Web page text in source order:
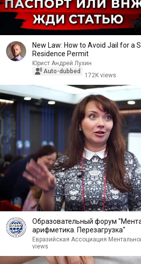
New Law: How to Avoid Jail for a
Residence Permit
Юрист Андрей Лухин
Auto-dubbed
172K views
Образовательный форум
арифметика. Перезагрузка"
Евразийская Ассоциация
views